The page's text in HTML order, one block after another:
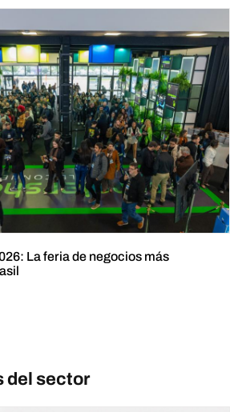
La feria de negocios más
del sector